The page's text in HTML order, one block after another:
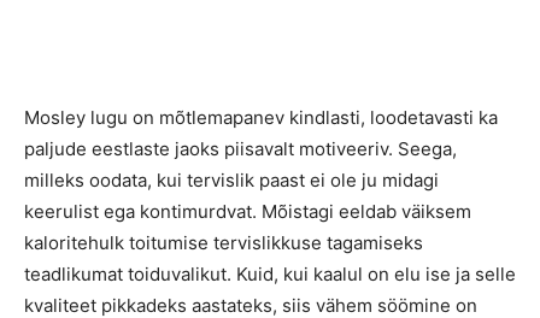
Mosley lugu on mõtlemapanev kindlasti, loodetavasti ka
paljude eestlaste jaoks piisavalt motiveeriv. Seega,
milleks oodata, kui tervislik paast ei ole ju midagi
keerulist ega kontimurdvat. Mõistagi eeldab väiksem
kaloritehulk toitumise tervislikkuse tagamiseks
teadlikumat toiduvalikut. Kuid, kui kaalul on elu ise ja selle
kvaliteet pikkadeks aastateks, siis vähem söömine on